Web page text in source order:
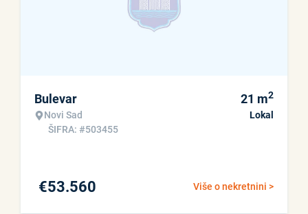
Bulevar
Novi Sad
ŠIFRA: #503455
21 m2
Lokal
Više o nekretnini >
€53.560